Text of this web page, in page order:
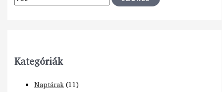
Kategóriák
Naptárak(11)